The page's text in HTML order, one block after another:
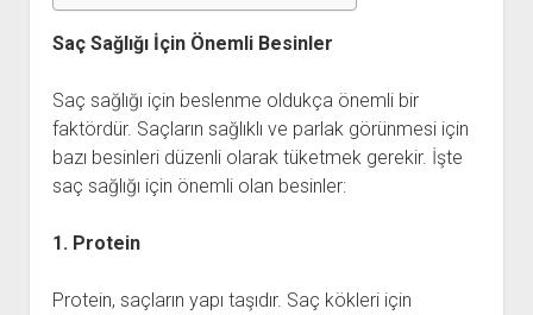
Saç Sağlığı İçin Önemli Besinler
Saç sağlığı için beslenme oldukça önemli bir
faktördür. Saçların sağlıklı ve parlak görünmesi için
bazı besinleri düzenli olarak tüketmek gerekir. İşte
saç sağlığı için önemli olan besinler:
1. Protein
Protein, saçların yapı taşıdır. Saç kökleri için